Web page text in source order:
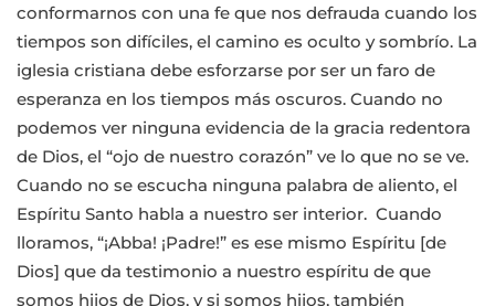
conformarnos con una fe que nos defrauda cuando los
tiempos son difíciles, el camino es oculto y sombrío. La
iglesia cristiana debe esforzarse por ser un faro de
esperanza en los tiempos más oscuros. Cuando no
podemos ver ninguna evidencia de la gracia redentora
de Dios, el “ojo de nuestro corazón” ve lo que no se ve.
Cuando no se escucha ninguna palabra de aliento, el
Espíritu Santo habla a nuestro ser interior. Cuando
lloramos, “¡Abba! ¡Padre!” es ese mismo Espíritu [de
Dios] que da testimonio a nuestro espíritu de que
somos hijos de Dios, y si somos hijos, también